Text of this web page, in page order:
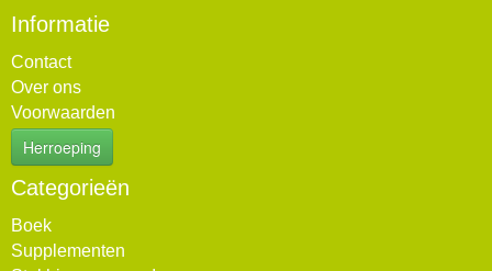
Informatie
Contact
Over ons
Voorwaarden
Herroeping
Categorieën
Boek
Supplementen